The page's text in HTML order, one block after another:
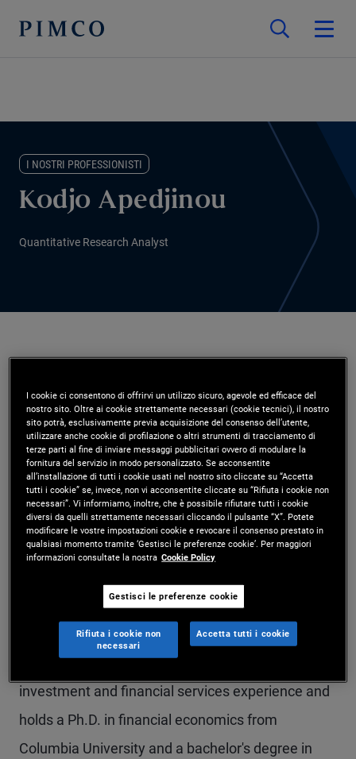
I NOSTRI PROFESSIONISTI
Kodjo Apedjinou
Quantitative Research Analyst
quantitative research analyst in the emerging
markets analytics group, based in the New York
office. Prior to joining PIMCO in 2017, he was a
quantitative macro strategist at Laurion Capital
Management and previously held roles in
quantitative rates and macro strategy. He has
Framework for Valuing Treasury Inflation-
Protected Securities," published in 2008 in the
Handbook of Finance. He has 20 years of
investment and financial services experience and
holds a Ph.D. in financial economics from
Columbia University and a bachelor's degree in
I cookie ci consentono di offrirvi un utilizzo sicuro, agevole ed efficace del
nostro sito. Oltre ai cookie strettamente necessari (cookie tecnici), il nostro
sito potrà, esclusivamente previa acquisizione del consenso dell’utente,
utilizzare anche cookie di profilazione o altri strumenti di tracciamento di
terze parti al fine di inviare messaggi pubblicitari ovvero di modulare la
fornitura del servizio in modo personalizzato. Se acconsentite
all’installazione di tutti i cookie usati nel nostro sito cliccate su “Accetta
tutti i cookie” se, invece, non vi acconsentite cliccate su “Rifiuta i cookie non
necessari”. Vi informiamo, inoltre, che è possibile rifiutare tutti i cookie
diversi da quelli strettamente necessari cliccando il pulsante “X”. Potete
modificare le vostre impostazioni cookie e revocare il consenso prestato in
qualsiasi momento tramite ‘Gestisci le preferenze cookie’. Per maggiori
informazioni consultate la nostra Cookie Policy
Gestisci le preferenze cookie
Rifiuta i cookie non
necessari
Accetta tutti i cookie